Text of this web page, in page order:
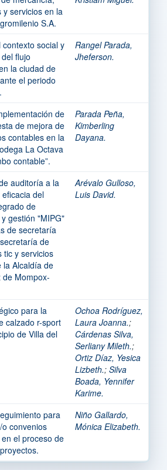
y servicios en la
S.A.
contexto social y
flujo
la ciudad de
el periodo
Rangel Parada,
Jheferson.
de
de mejora de
contables en la
La Octava
contable”.
Parada Peña,
Kimberling
Dayana.
auditoría a la
del
de
gestión "MIPG"
de secretaría
de
tic y servicios
la Alcaldía de
de Mompox-
Arévalo Gulloso,
Luis David.
para la
calzado r-sport
de Villa del
Ochoa Rodríguez,
Laura Joanna.;
Cárdenas Silva,
Serliany Mileth.;
Ortiz Díaz, Yesica
Lizbeth.; Silva
Boada, Yennifer
Karime.
para
convenios
el proceso de
Niño Gallardo,
Mónica Elizabeth.